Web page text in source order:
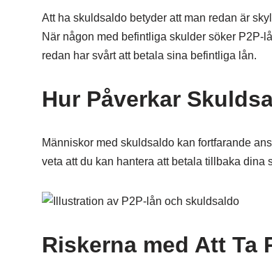
Att ha skuldsaldo betyder att man redan är
När någon med befintliga skulder söker P2P-
redan har svårt att betala sina befintliga lån.
Hur Påverkar
Människor med skuldsaldo kan fortfarande
veta att du kan hantera att betala tillbaka dina
Riskerna med Att Ta